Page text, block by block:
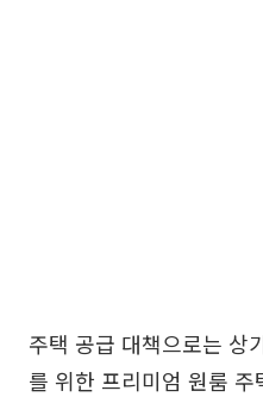
주택 공급 대책으로는 상
를 위한 프리미엄 원룸